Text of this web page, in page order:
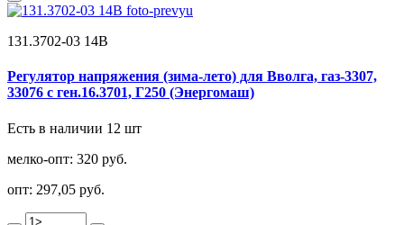
131.3702-03 14В
Регулятор напряжения (зима-лето) для Вволга, газ-3307,
33076 с ген.16.3701, Г250 (Энергомаш)
Есть в наличии 12 шт
мелко-опт: 320 руб.
опт: 297,05 руб.